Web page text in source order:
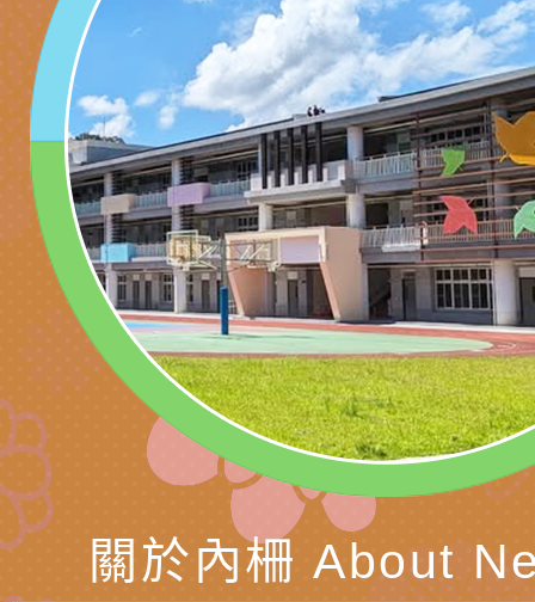
團學前及國中小身障
理「普特協作—課程
知能工作坊」
有關國立臺中教育大
「115年適應運動經
題交流工作坊」活動
轉知教育部國教署生
業發展中心（國立羅
學）辦理「115年度
題融入教學－國民中
（教材）推薦實施計
檢送桃園市政府LED
字稿及LCD託播圖片
檢送桃園市政府LED
字稿及LCD託播影（
國家發展委員會檔案
理本(115)年「春遊
動
檢送桃園市政府家庭
「小桃家4月課程資
姻怎麼翻譯－青少年
工作坊」、「愛『原
親子共學同樂會」、
西門國小114學年度
親職教育講座「如何
情緒力？—用SEL玩
子溝通之秘訣」
有關財團法人中華國
礙者生命教育推廣協
「環保愛台灣」第五
檢送行政院新聞傳
月份公共服務政策溝
有關桃園市政府家庭
關於內柵 About